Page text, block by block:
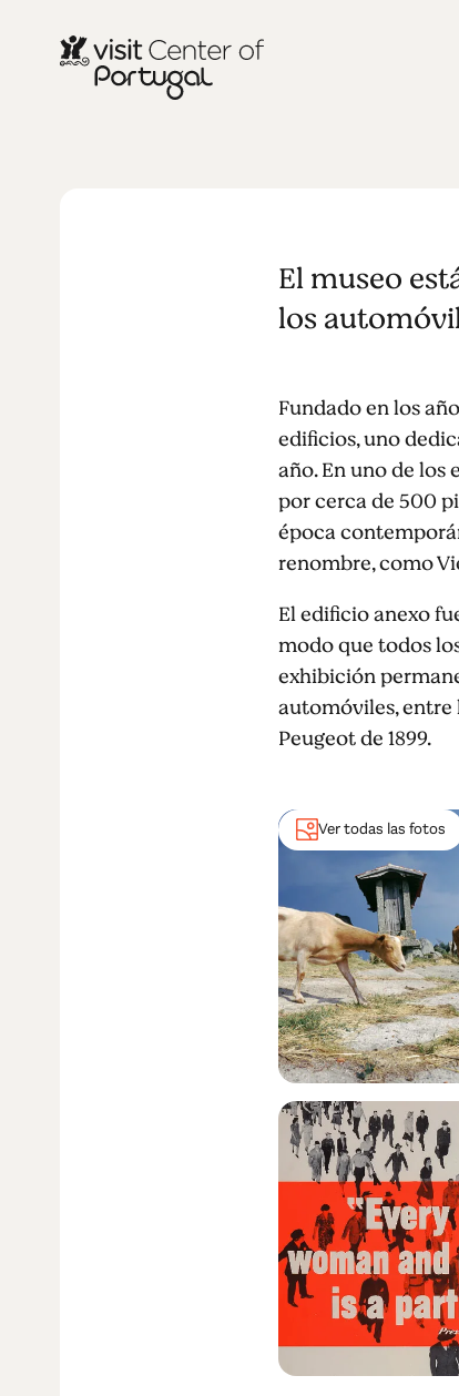
MuseuEl museo
los
Fundado en los
edificios, uno
año. En uno de
por cerca de 500
época
renombre, como
El edificio anexo
modo que todos
exhibición
automóviles, entre
Peugeot de 1899.
Ver todas las fotos